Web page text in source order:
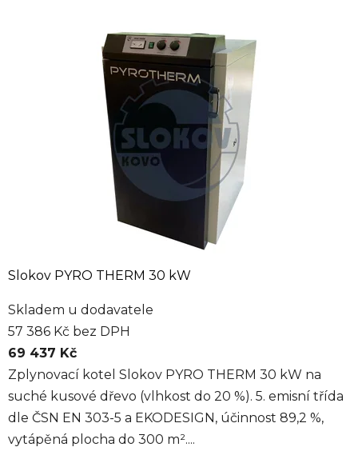
Slokov PYRO THERM 30 kW
Skladem u dodavatele
57 386 Kč bez DPH
69 437 Kč
Zplynovací kotel Slokov PYRO THERM 30 kW na
suché kusové dřevo (vlhkost do 20 %). 5. emisní třída
dle ČSN EN 303-5 a EKODESIGN, účinnost 89,2 %,
vytápěná plocha do 300 m²....